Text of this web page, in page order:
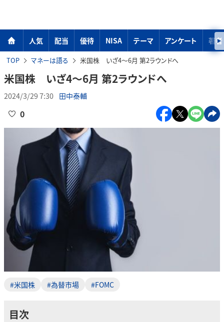
人気 配当 優待 NISA テーマ アンケート 著者
TOP マネーは語る 米国株 いざ4～6月 第2ラウンドへ
米国株 いざ4～6月 第2ラウンドへ
2024/3/29 7:30 田中泰輔
0
#米国株 #為替市場 #FOMC
目次